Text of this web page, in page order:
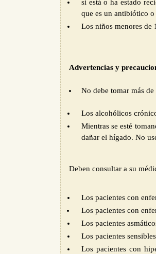
si está o ha estado
que es un antibiótico
Los niños menores de
Advertencias y
No debe tomar más
Los alcohólicos
Mientras se esté
dañar el hígado. No
Deben consultar a su
Los pacientes con
Los pacientes con
Los pacientes
Los pacientes
Los pacientes con